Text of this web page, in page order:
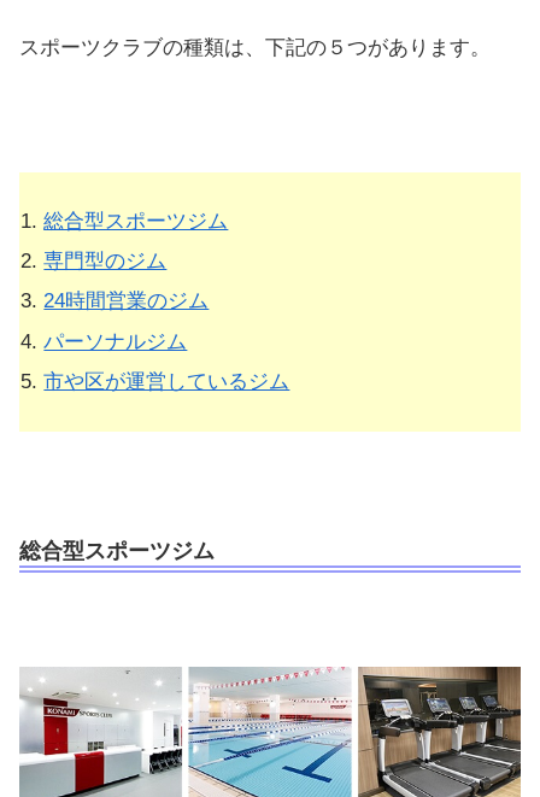
スポーツクラブの種類は、下記の５つがあります。
総合型スポーツジム
専門型のジム
24時間営業のジム
パーソナルジム
市や区が運営しているジム
総合型スポーツジム